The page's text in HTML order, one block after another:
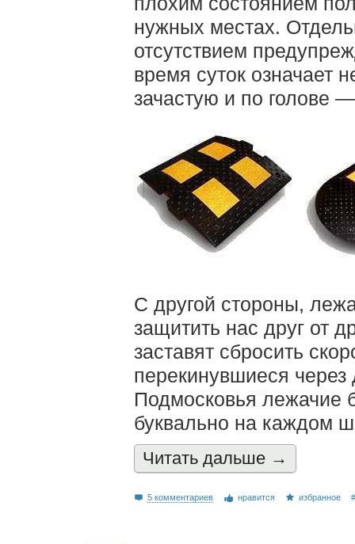
нужных местах.
отсутствием
время суток означает
зачастую и по голове
С другой стороны,
защитить нас друг от
заставят сбросить
перекинувшиеся через
Подмосковья лежачие
буквально на каждом
Читать дальшe →
5 комментариев нравится избранное